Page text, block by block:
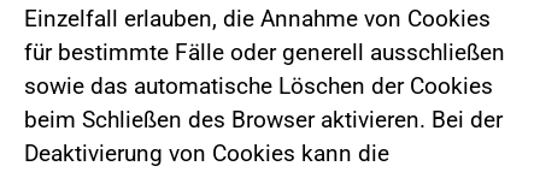
Einzelfall erlauben, die Annahme von Cookies
für bestimmte Fälle oder generell ausschließen
sowie das automatische Löschen der Cookies
beim Schließen des Browser aktivieren. Bei der
Deaktivierung von Cookies kann die